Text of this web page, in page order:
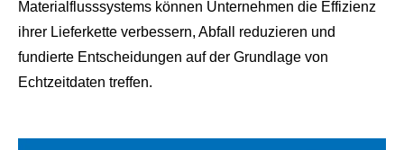
Materialflusssystems können Unternehmen die Effizienz
ihrer Lieferkette verbessern, Abfall reduzieren und
fundierte Entscheidungen auf der Grundlage von
Echtzeitdaten treffen.